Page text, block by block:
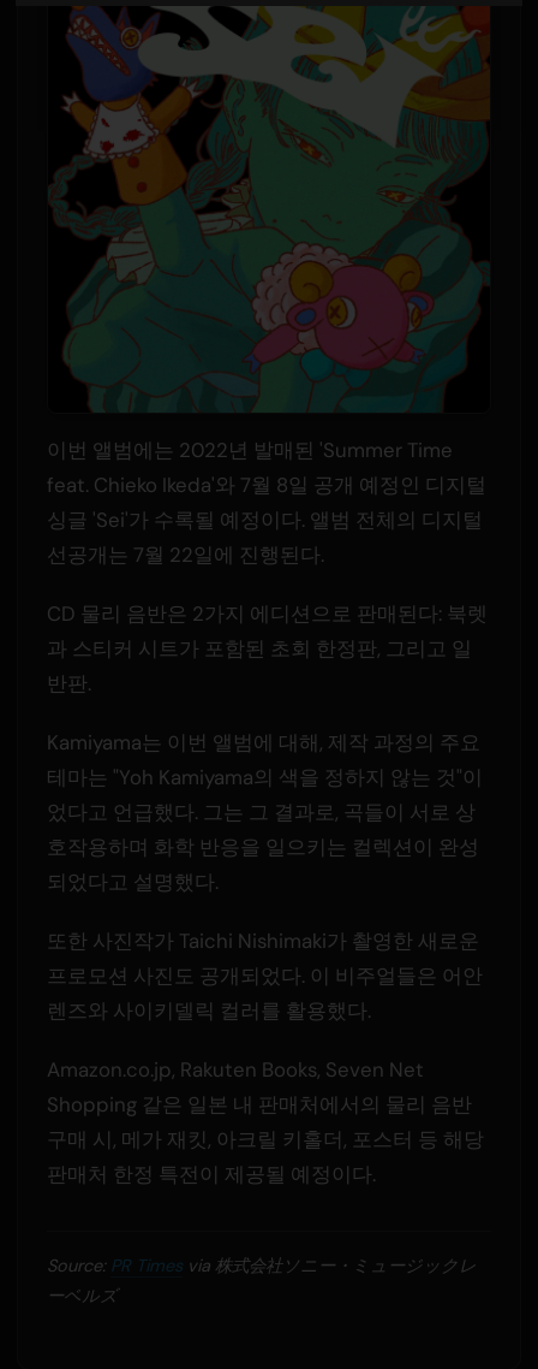
이번 앨범에는 2022년 발매된 'Summer Time
feat. Chieko Ikeda'와 7월 8일 공개 예정인 디지털
싱글 'Sei'가 수록될 예정이다. 앨범 전체의 디지털
선공개는 7월 22일에 진행된다.
CD 물리 음반은 2가지 에디션으로 판매된다: 북렛
과 스티커 시트가 포함된 초회 한정판, 그리고 일
반판.
Kamiyama는 이번 앨범에 대해, 제작 과정의 주요
테마는 "Yoh Kamiyama의 색을 정하지 않는 것"이
었다고 언급했다. 그는 그 결과로, 곡들이 서로 상
호작용하며 화학 반응을 일으키는 컬렉션이 완성
되었다고 설명했다.
또한 사진작가 Taichi Nishimaki가 촬영한 새로운
프로모션 사진도 공개되었다. 이 비주얼들은 어안
렌즈와 사이키델릭 컬러를 활용했다.
Amazon.co.jp, Rakuten Books, Seven Net
Shopping 같은 일본 내 판매처에서의 물리 음반
구매 시, 메가 재킷, 아크릴 키홀더, 포스터 등 해당
판매처 한정 특전이 제공될 예정이다.
Source: PR Timesvia 株式会社ソニー・ミュージックレ
ーベルズ